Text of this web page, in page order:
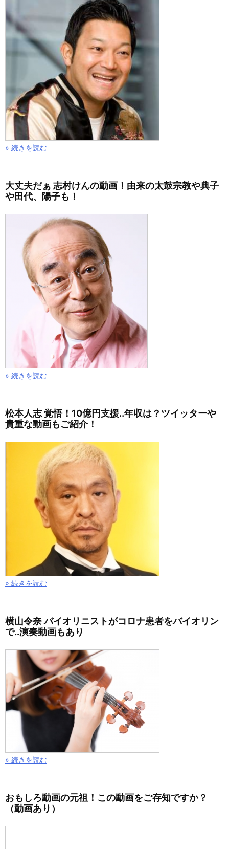
» 続きを読む
大丈夫だぁ 志村けんの動画！由来の太鼓宗教や典子
や田代、陽子も！
» 続きを読む
松本人志 覚悟！10億円支援..年収は？ツイッターや
貴重な動画もご紹介！
» 続きを読む
横山令奈 バイオリニストがコロナ患者をバイオリン
で..演奏動画もあり
» 続きを読む
おもしろ動画の元祖！この動画をご存知ですか？
（動画あり）